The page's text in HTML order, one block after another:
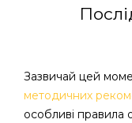
Зазвичай цей
методичних
особливі правила